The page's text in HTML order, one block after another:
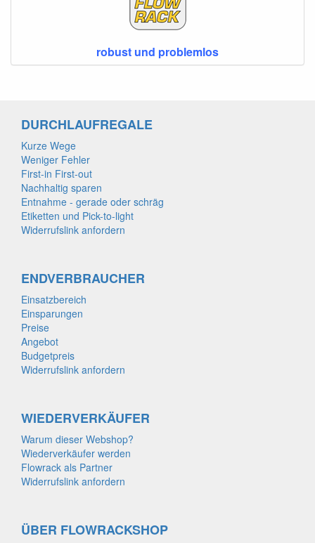
robust und problemlos
DURCHLAUFREGALE
Kurze Wege
Weniger Fehler
First-in First-out
Nachhaltig sparen
Entnahme - gerade oder schräg
Etiketten und Pick-to-light
Widerrufslink anfordern
ENDVERBRAUCHER
Einsatzbereich
Einsparungen
Preise
Angebot
Budgetpreis
Widerrufslink anfordern
WIEDERVERKÄUFER
Warum dieser Webshop?
Wiederverkäufer werden
Flowrack als Partner
Widerrufslink anfordern
ÜBER FLOWRACKSHOP